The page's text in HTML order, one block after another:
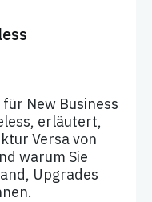
New Business
erläutert,
Versa von
warum Sie
Upgrades